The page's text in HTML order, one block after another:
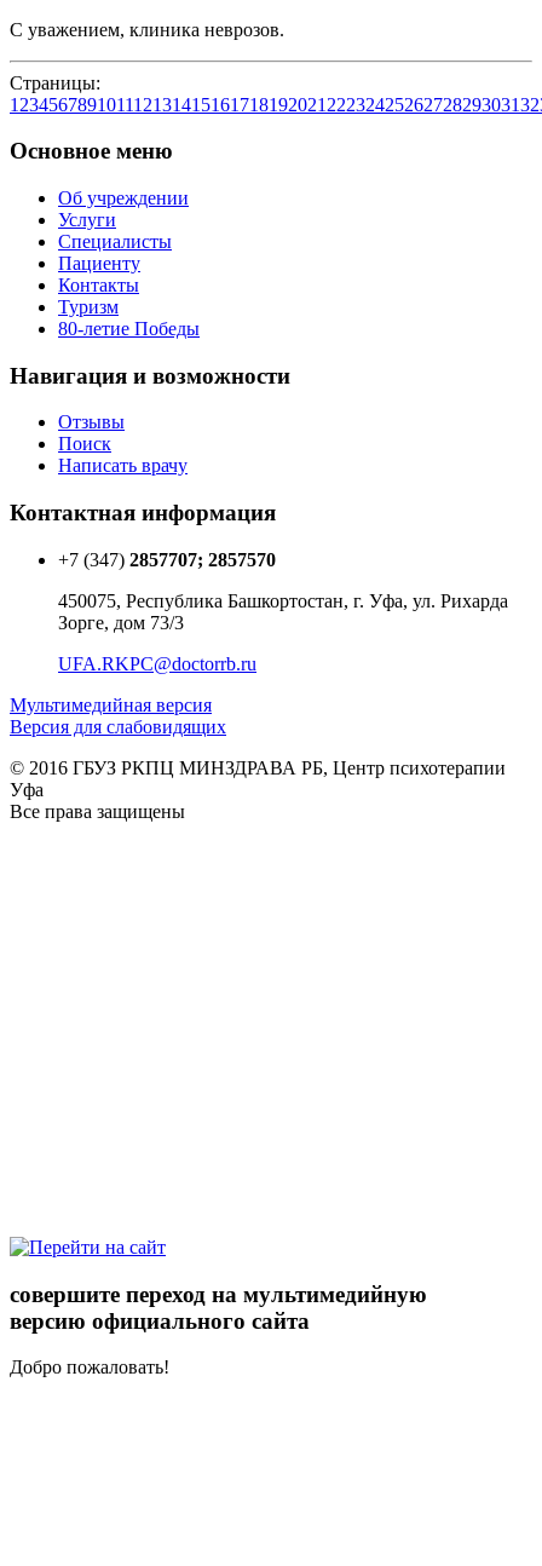
С уважением, клиника неврозов.
Страницы:
1 23456789101112131415161718192021 2223242526272829303132
Основное меню
Об учреждении
Услуги
Специалисты
Пациенту
Контакты
Туризм
80-летие Победы
Навигация и возможности
Отзывы
Поиск
Написать врачу
Контактная информация
+7 (347) 2857707; 2857570
450075, Республика Башкортостан, г. Уфа, ул. Рихарда
Зорге, дом 73/3
UFA.RKPC@doctorrb.ru
Мультимедийная версия
Версия для слабовидящих
© 2016 ГБУЗ РКПЦ МИНЗДРАВА РБ, Центр психотерапии
Уфа
Все права защищены
совершите переход на мультимедийную
версию официального сайта
Добро пожаловать!